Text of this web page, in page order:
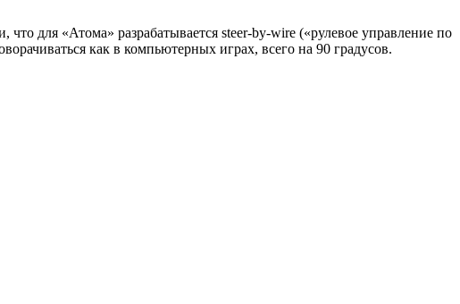
для «Атома» разрабатывается steer-by-wire («рулевое управление по
как в компьютерных играх, всего на 90 градусов.